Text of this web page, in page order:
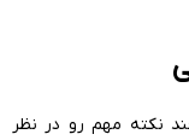
نکته مهم رو در نظر